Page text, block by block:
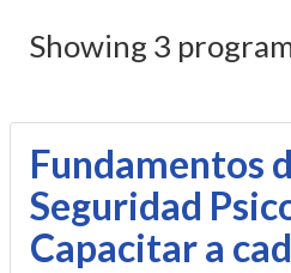
Showing 3
Fundamentos
Seguridad
Capacitar a